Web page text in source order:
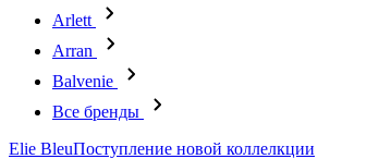
Arlett
Arran
Balvenie
Все бренды
Elie BleuПоступление новой коллелкции